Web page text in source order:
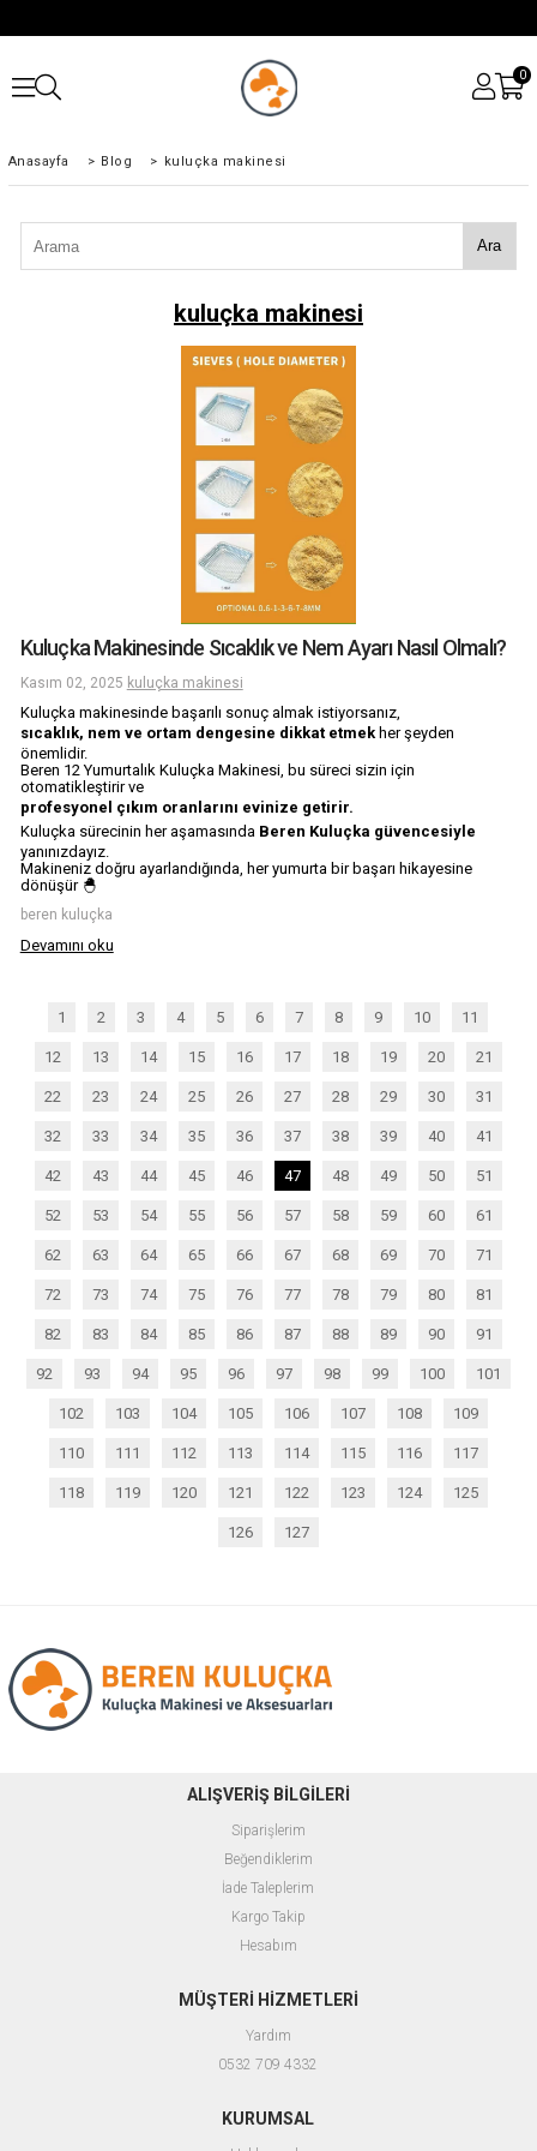
0
Anasayfa > Blog > kuluçka makinesi
Ara
kuluçka makinesi
Kuluçka Makinesinde Sıcaklık ve Nem Ayarı Nasıl Olmalı?
Kasım 02, 2025 kuluçka makinesi
Kuluçka makinesinde başarılı sonuç almak istiyorsanız,
sıcaklık, nem ve ortam dengesine dikkat etmekher şeyden
önemlidir.
Beren 12 Yumurtalık Kuluçka Makinesi, bu süreci sizin için
otomatikleştirir ve
profesyonel çıkım oranlarını evinize getirir.
Kuluçka sürecinin her aşamasında Beren Kuluçka güvencesiyle
yanınızdayız.
Makineniz doğru ayarlandığında, her yumurta bir başarı hikayesine
dönüşür 🐣
beren kuluçka
Devamını oku
1 2 3 4 5 6 7 8 9 10 11
12 13 14 15 16 17 18 19 20 21
22 23 24 25 26 27 28 29 30 31
32 33 34 35 36 37 38 39 40 41
42 43 44 45 46 47 48 49 50 51
52 53 54 55 56 57 58 59 60 61
62 63 64 65 66 67 68 69 70 71
72 73 74 75 76 77 78 79 80 81
82 83 84 85 86 87 88 89 90 91
92 93 94 95 96 97 98 99 100 101
102 103 104 105 106 107 108 109
110 111 112 113 114 115 116 117
118 119 120 121 122 123 124 125
126 127
ALIŞVERİŞ BİLGİLERİ
Siparişlerim
Beğendiklerim
İade Taleplerim
Kargo Takip
Hesabım
MÜŞTERİ HİZMETLERİ
Yardım
0532 709 4332
KURUMSAL